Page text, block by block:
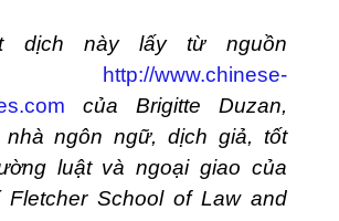
dịch này lấy từ nguồn
http://www.chinese-
của Brigitte Duzan,
nhà ngôn ngữ, dịch giả, tốt
luật và ngoại giao của
School of Law and